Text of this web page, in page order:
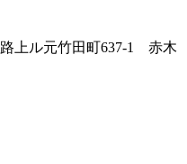
上ル元竹田町637-1 赤木